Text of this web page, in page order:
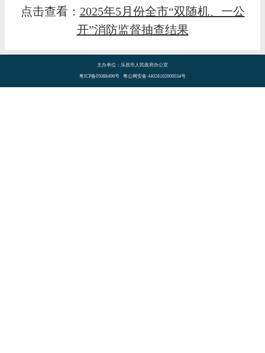
点击查看： 2025年5月份全市“双随机、一公
开”消防监督抽查结果
主办单位：乐昌市人民政府办公室
粤ICP备05088496号 粤公网安备 44028102000034号